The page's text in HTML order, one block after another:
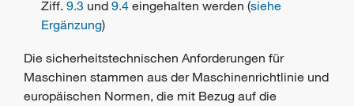
Ziff. 9.3 und 9.4 eingehalten werden (siehe
Ergänzung)
Die sicherheitstechnischen Anforderungen für
Maschinen stammen aus der Maschinenrichtlinie und
europäischen Normen, die mit Bezug auf die